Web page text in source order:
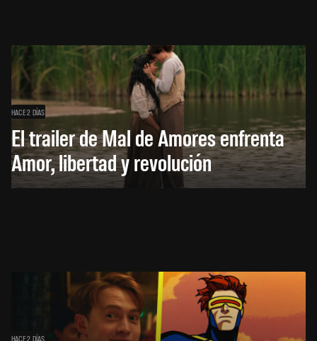
HACE 2 DÍAS
El trailer de Mal de Amores enfrenta
Amor, libertad y revolución
HACE 2 DÍAS